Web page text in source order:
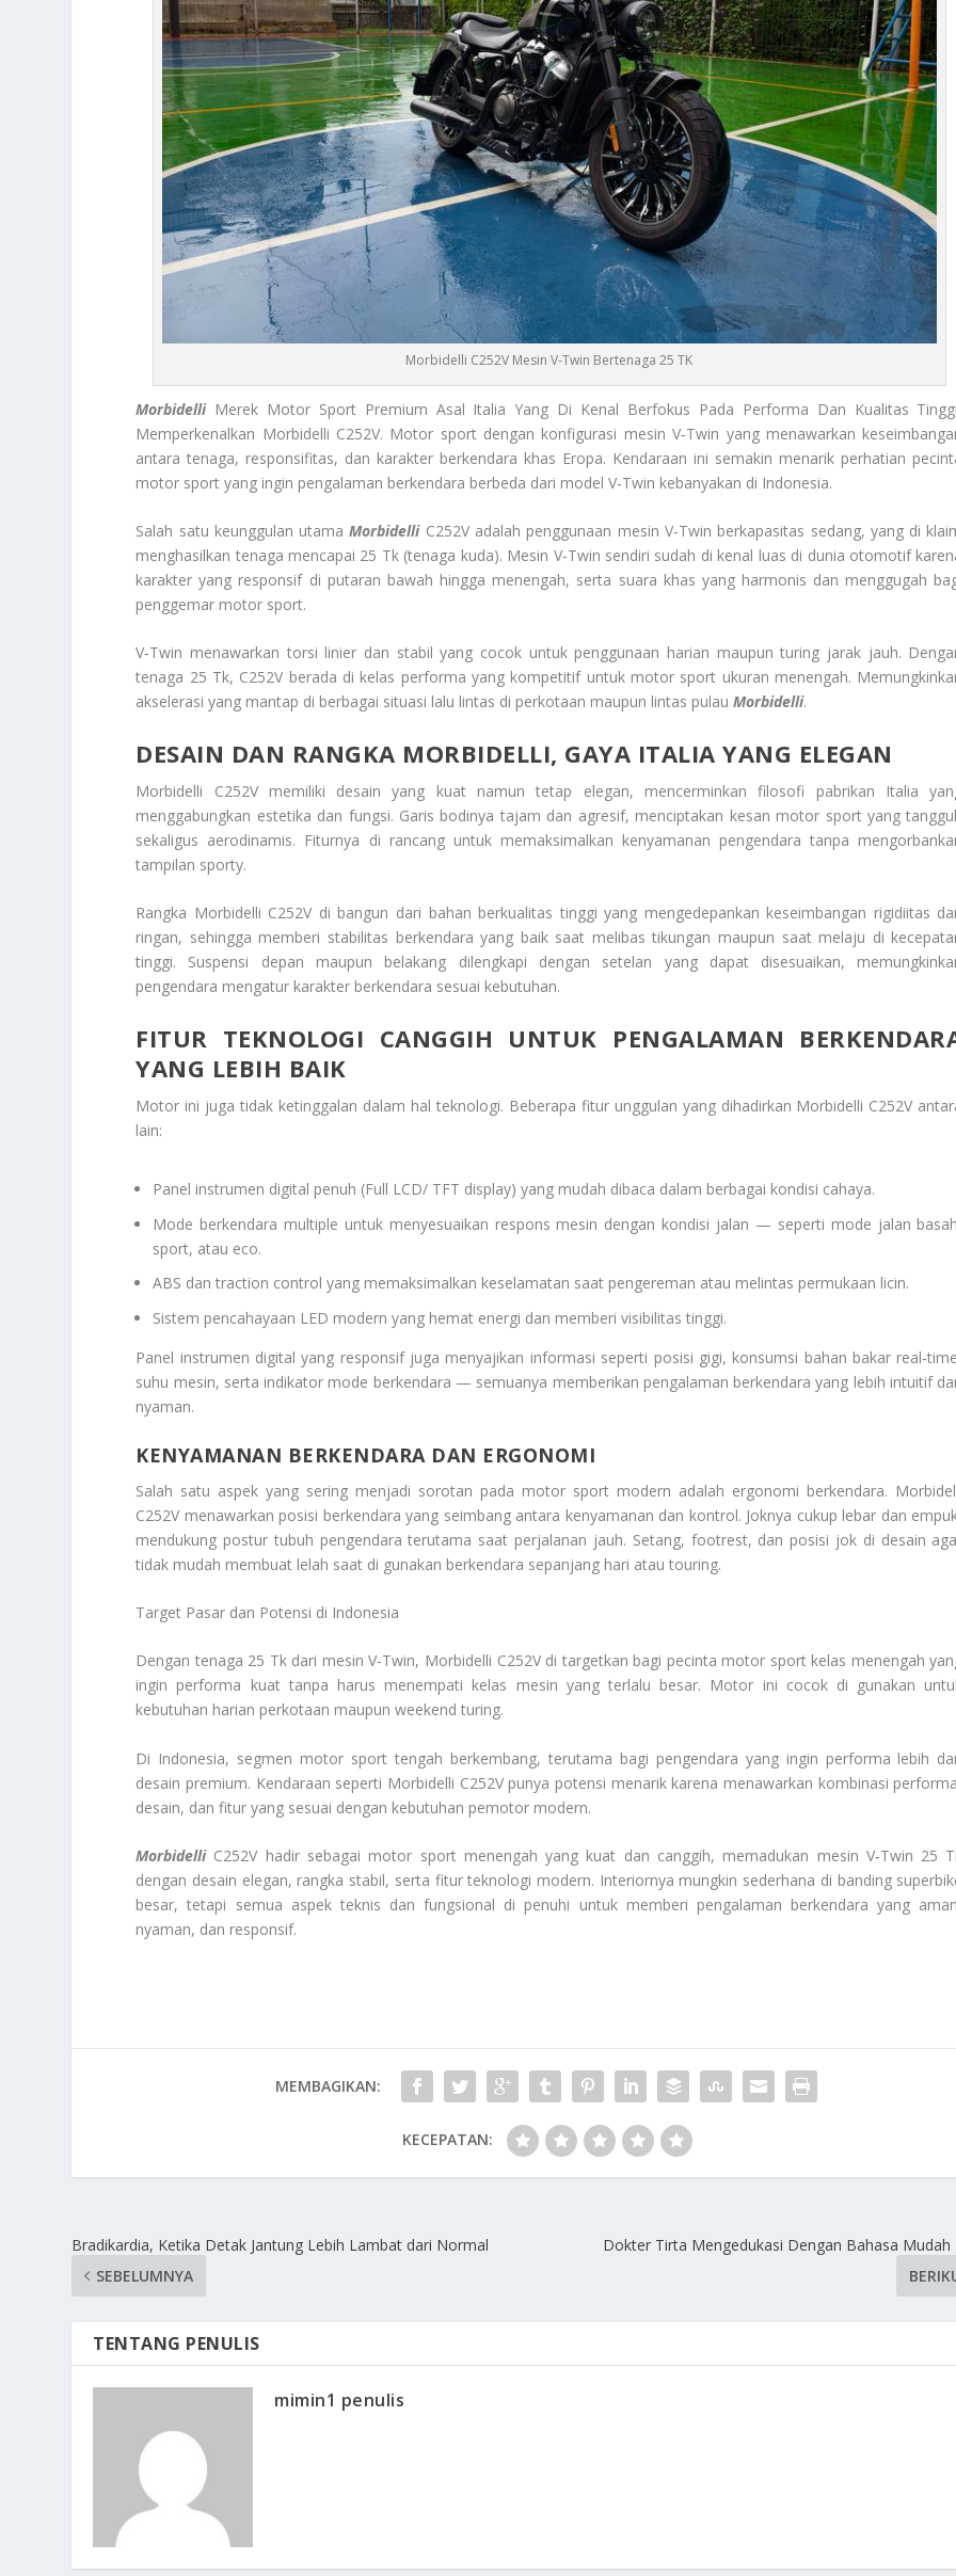
Morbidelli C252V Mesin V‑Twin Bertenaga 25 TK
MorbidelliMerek Motor Sport Premium Asal Italia Yang Di Kenal Berfokus Pada Performa Dan Kualitas
Memperkenalkan Morbidelli C252V. Motor sport dengan konfigurasi mesin V‑Twin yang menawarkan
antara tenaga, responsifitas, dan karakter berkendara khas Eropa. Kendaraan ini semakin menarik perhatian
motor sport yang ingin pengalaman berkendara berbeda dari model V‑Twin kebanyakan di Indonesia.
Salah satu keunggulan utamaMorbidelliC252V adalah penggunaan mesin V‑Twin berkapasitas sedang, yang di
menghasilkan tenaga mencapai 25 Tk (tenaga kuda). Mesin V‑Twin sendiri sudah di kenal luas di dunia otomotif
karakter yang responsif di putaran bawah hingga menengah, serta suara khas yang harmonis dan menggugah
penggemar motor sport.
V‑Twin menawarkan torsi linier dan stabil yang cocok untuk penggunaan harian maupun turing jarak jauh.
tenaga 25 Tk, C252V berada di kelas performa yang kompetitif untuk motor sport ukuran menengah.
akselerasi yang mantap di berbagai situasi lalu lintas di perkotaan maupun lintas pulauMorbidelli.
DESAIN DAN RANGKA MORBIDELLI, GAYA ITALIA YANG ELEGAN
Morbidelli C252V memiliki desain yang kuat namun tetap elegan, mencerminkan filosofi pabrikan Italia
menggabungkan estetika dan fungsi. Garis bodinya tajam dan agresif, menciptakan kesan motor sport yang
sekaligus aerodinamis. Fiturnya di rancang untuk memaksimalkan kenyamanan pengendara tanpa
tampilan sporty.
Rangka Morbidelli C252V di bangun dari bahan berkualitas tinggi yang mengedepankan keseimbangan rigidiitas
ringan, sehingga memberi stabilitas berkendara yang baik saat melibas tikungan maupun saat melaju di
tinggi. Suspensi depan maupun belakang dilengkapi dengan setelan yang dapat disesuaikan,
pengendara mengatur karakter berkendara sesuai kebutuhan.
FITUR TEKNOLOGI CANGGIH UNTUK PENGALAMAN
YANG LEBIH BAIK
Motor ini juga tidak ketinggalan dalam hal teknologi. Beberapa fitur unggulan yang dihadirkan Morbidelli C252V
lain:
Panel instrumen digital penuh (Full LCD/ TFT display) yang mudah dibaca dalam berbagai kondisi cahaya.
Mode berkendara multiple untuk menyesuaikan respons mesin dengan kondisi jalan — seperti mode jalan
sport, atau eco.
ABS dan traction control yang memaksimalkan keselamatan saat pengereman atau melintas permukaan licin.
Sistem pencahayaan LED modern yang hemat energi dan memberi visibilitas tinggi.
Panel instrumen digital yang responsif juga menyajikan informasi seperti posisi gigi, konsumsi bahan bakar
suhu mesin, serta indikator mode berkendara — semuanya memberikan pengalaman berkendara yang lebih intuitif
nyaman.
KENYAMANAN BERKENDARA DAN ERGONOMI
Salah satu aspek yang sering menjadi sorotan pada motor sport modern adalah ergonomi berkendara.
C252V menawarkan posisi berkendara yang seimbang antara kenyamanan dan kontrol. Joknya cukup lebar dan
mendukung postur tubuh pengendara terutama saat perjalanan jauh. Setang, footrest, dan posisi jok di desain
tidak mudah membuat lelah saat di gunakan berkendara sepanjang hari atau touring.
Target Pasar dan Potensi di Indonesia
Dengan tenaga 25 Tk dari mesin V‑Twin, Morbidelli C252V di targetkan bagi pecinta motor sport kelas menengah
ingin performa kuat tanpa harus menempati kelas mesin yang terlalu besar. Motor ini cocok di gunakan
kebutuhan harian perkotaan maupun weekend turing.
Di Indonesia, segmen motor sport tengah berkembang, terutama bagi pengendara yang ingin performa lebih
desain premium. Kendaraan seperti Morbidelli C252V punya potensi menarik karena menawarkan kombinasi
desain, dan fitur yang sesuai dengan kebutuhan pemotor modern.
MorbidelliC252V hadir sebagai motor sport menengah yang kuat dan canggih, memadukan mesin V‑Twin 25
dengan desain elegan, rangka stabil, serta fitur teknologi modern. Interiornya mungkin sederhana di banding
besar, tetapi semua aspek teknis dan fungsional di penuhi untuk memberi pengalaman berkendara yang
nyaman, dan responsif.
MEMBAGIKAN:
KECEPATAN:
Bradikardia, Ketika Detak Jantung Lebih Lambat dari Normal
SEBELUMNYA
Dokter Tirta Mengedukasi Dengan Bahasa Mudah
TENTANG PENULIS
mimin1 penulis